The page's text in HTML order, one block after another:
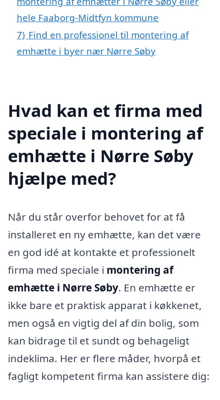
hele Faaborg-Midtfyn kommune
7) Find en professionel til montering af
emhætte i byer nær Nørre Søby
Hvad kan et firma med
speciale i montering af
emhætte i Nørre Søby
hjælpe med?
Når du står overfor behovet for at få
installeret en ny emhætte, kan det være
en god idé at kontakte et professionelt
firma med speciale i montering af
emhætte i Nørre Søby. En emhætte er
ikke bare et praktisk apparat i køkkenet,
men også en vigtig del af din bolig, som
kan bidrage til et sundt og behageligt
indeklima. Her er flere måder, hvorpå et
fagligt kompetent firma kan assistere dig: